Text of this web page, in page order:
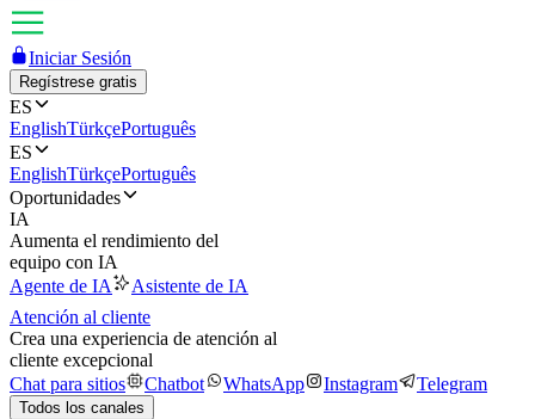
Iniciar Sesión
Regístrese gratis
ES
EnglishTürkçePortuguês
ES
EnglishTürkçePortuguês
Oportunidades
IA
Aumenta el rendimiento del
equipo con IA
Agente de IA
Asistente de IA
Atención al cliente
Crea una experiencia de atención al
cliente excepcional
Chat para sitios
Chatbot WhatsApp Instagram Telegram
Todos los canales